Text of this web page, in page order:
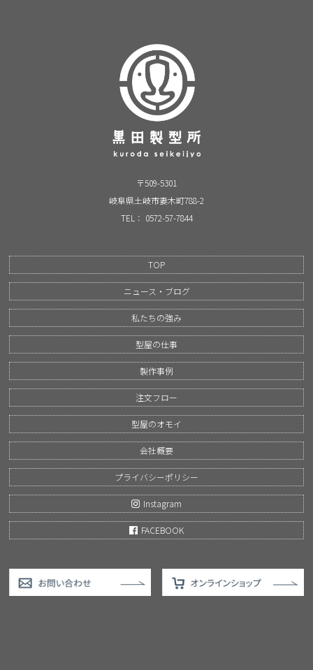
〒509-5301
岐阜県土岐市妻木町788-2
TEL： 0572-57-7844
TOP
ニュース・ブログ
私たちの強み
型屋の仕事
製作事例
注文フロー
型屋のオモイ
会社概要
プライバシーポリシー
Instagram
FACEBOOK